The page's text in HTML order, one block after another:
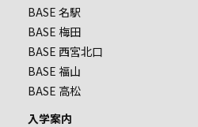
BASE 名駅
BASE 梅田
BASE 西宮北口
BASE 福山
BASE 高松
入学案内